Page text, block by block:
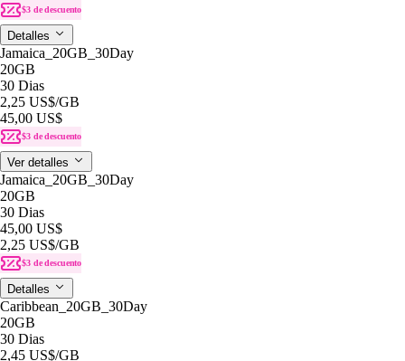
$3 de descuento
Detalles
Jamaica_20GB_30Day
20GB
30 Dias
2,25 US$/GB
45,00 US$
$3 de descuento
Ver detalles
Jamaica_20GB_30Day
20GB
30 Dias
45,00 US$
2,25 US$/GB
$3 de descuento
Detalles
Caribbean_20GB_30Day
20GB
30 Dias
2,45 US$/GB